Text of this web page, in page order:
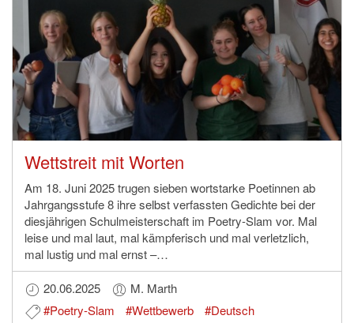
Wettstreit mit Worten
Am 18. Juni 2025 trugen sieben wortstarke Poetinnen ab
Jahrgangsstufe 8 ihre selbst verfassten Gedichte bei der
diesjährigen Schulmeisterschaft im Poetry-Slam vor. Mal
leise und mal laut, mal kämpferisch und mal verletzlich,
mal lustig und mal ernst –…
20.06.2025
M. Marth
#Poetry-Slam
#Wettbewerb #Deutsch